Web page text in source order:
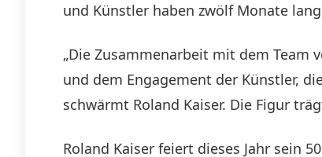
und Künstler haben zwölf Monate
„Die Zusammenarbeit mit dem Team
und dem Engagement der Künstler,
schwärmt Roland Kaiser. Die Figur
Roland Kaiser feiert dieses Jahr sein